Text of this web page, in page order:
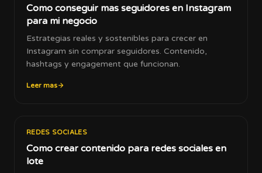
Como conseguir mas seguidores en Instagram
para mi negocio
Estrategias reales y sostenibles para crecer en
Instagram sin comprar seguidores. Contenido,
hashtags y engagement que funcionan.
Leer mas
REDES SOCIALES
Como crear contenido para redes sociales en
lote